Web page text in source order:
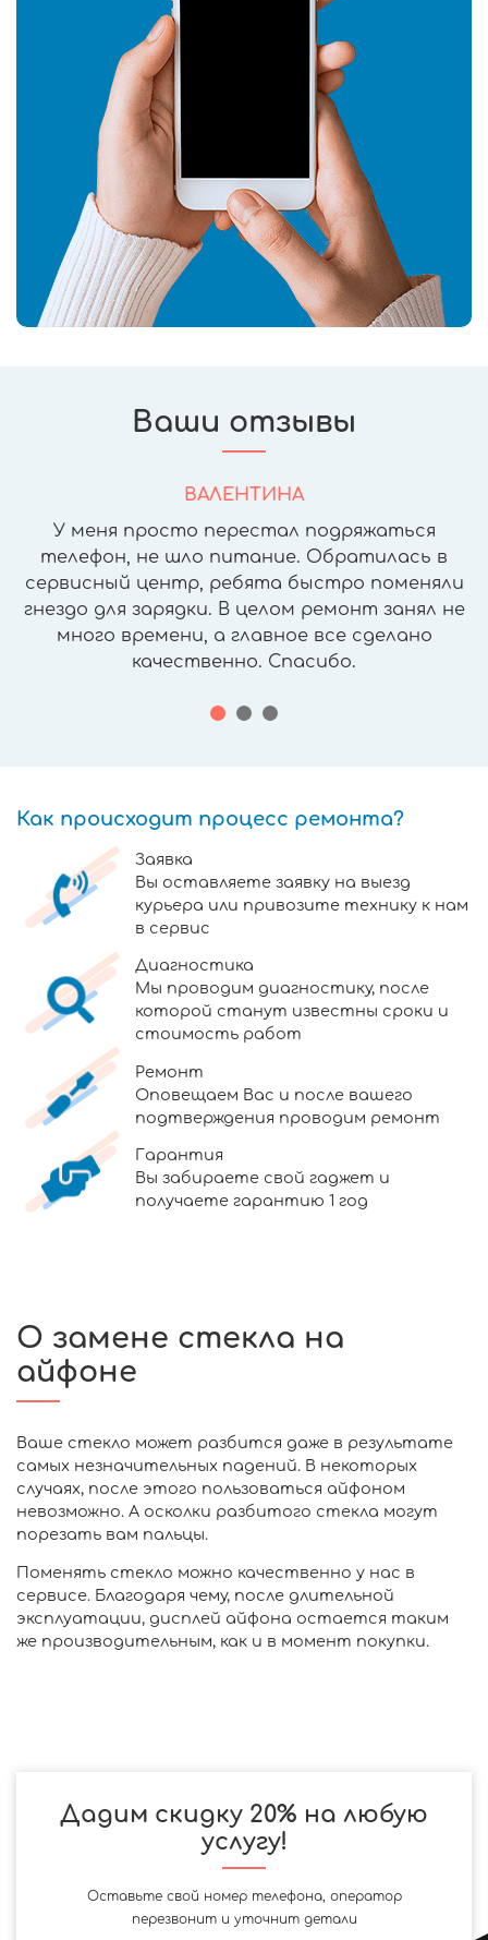
Ваши отзывы
ВАЛЕНТИНА
У меня просто перестал подряжаться
телефон, не шло питание. Обратилась в
сервисный центр, ребята быстро поменяли
гнездо для зарядки. В целом ремонт занял не
много времени, а главное все сделано
качественно. Спасибо.
Как происходит процесс ремонта?
Заявка
Вы оставляете заявку на выезд
курьера или привозите технику к нам
в сервис
Диагностика
Мы проводим диагностику, после
которой станут известны сроки и
стоимость работ
Ремонт
Оповещаем Вас и после вашего
подтверждения проводим ремонт
Гарантия
Вы забираете свой гаджет и
получаете гарантию 1 год
О замене стекла на
айфоне
Ваше стекло может разбится даже в результате
самых незначительных падений. В некоторых
случаях, после этого пользоваться айфоном
невозможно. А осколки разбитого стекла могут
порезать вам пальцы.
Поменять стекло можно качественно у нас в
сервисе. Благодаря чему, после длительной
эксплуатации, дисплей айфона остается таким
же производительным, как и в момент покупки.
Дадим скидку 20% на любую
услугу!
Оставьте свой номер телефона, оператор
перезвонит и уточнит детали